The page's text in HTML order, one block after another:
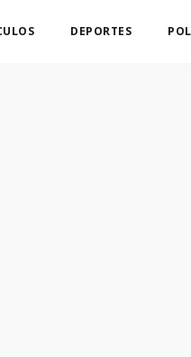
DEPORTES